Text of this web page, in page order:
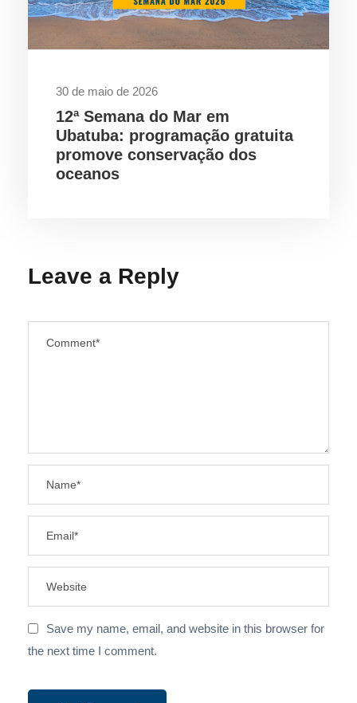
30 de maio de 2026
12ª Semana do Mar em
Ubatuba: programação gratuita
promove conservação dos
oceanos
Leave a Reply
Save my name, email, and website in this browser for
the next time I comment.